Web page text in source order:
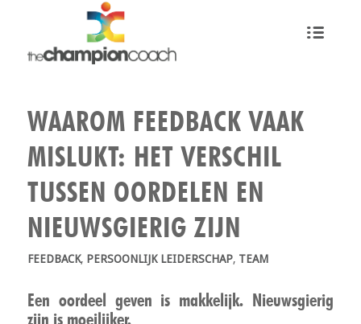
WAAROM FEEDBACK VAAK
MISLUKT: HET VERSCHIL
TUSSEN OORDELEN EN
NIEUWSGIERIG ZIJN
FEEDBACK, PERSOONLIJK LEIDERSCHAP, TEAM
Een oordeel geven is makkelijk. Nieuwsgierig
zijn is moeilijker.